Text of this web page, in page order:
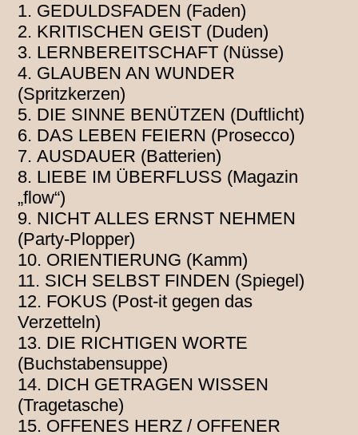
GEDULDSFADEN (Faden)
KRITISCHEN GEIST (Duden)
LERNBEREITSCHAFT (Nüsse)
GLAUBEN AN WUNDER
(Spritzkerzen)
DIE SINNE BENÜTZEN (Duftlicht)
DAS LEBEN FEIERN (Prosecco)
AUSDAUER (Batterien)
LIEBE IM ÜBERFLUSS (Magazin
„flow“)
NICHT ALLES ERNST NEHMEN
(Party-Plopper)
ORIENTIERUNG (Kamm)
SICH SELBST FINDEN (Spiegel)
FOKUS (Post-it gegen das
Verzetteln)
DIE RICHTIGEN WORTE
(Buchstabensuppe)
DICH GETRAGEN WISSEN
(Tragetasche)
OFFENES HERZ / OFFENER